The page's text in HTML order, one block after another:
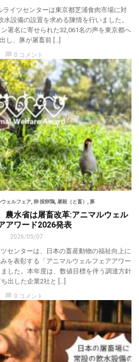
ライツセンターは東京都芝浦食肉市場に対
水設備の設置を求める陳情を行いました。
署名に寄せられた32,061名の声を東京都へ
し、豚が屠畜前 […]
chat_bubble 0 コメント
ウェルフェア, 卵 採卵鶏, 屠殺（と畜） 豚
農水省は屠畜改革:アニマルウェル
アワード2026発表
2026/05/07
センターは、日本の畜産動物の福祉向上に
を表彰する「アニマルウェルフェアアワー
した。本年度は、数値目標を伴う調達方針
出した企業2社と […]
0 コメント